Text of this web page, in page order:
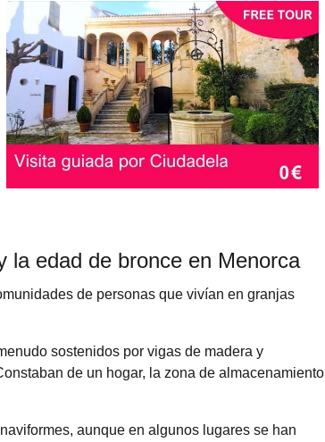
la edad de bronce en Menorca
de personas que vivían en granjas
sostenidos por vigas de madera y
de un hogar, la zona de almacenamiento
aunque en algunos lugares se han